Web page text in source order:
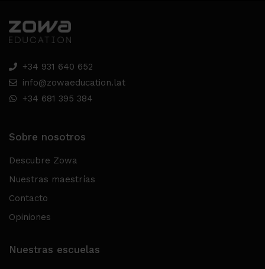
+34 931 640 652
info@zowaeducation.lat
+34 681 395 384
Sobre nosotros
Descubre Zowa
Nuestras maestrías
Contacto
Opiniones
Nuestras escuelas